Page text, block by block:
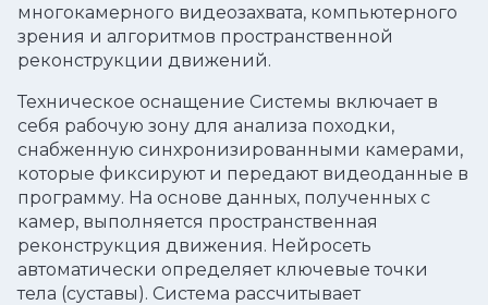
многокамерного видеозахвата, компьютерного
зрения и алгоритмов пространственной
реконструкции движений.
Техническое оснащение Системы включает в
себя рабочую зону для анализа походки,
снабженную синхронизированными камерами,
которые фиксируют и передают видеоданные в
программу. На основе данных, полученных с
камер, выполняется пространственная
реконструкция движения. Нейросеть
автоматически определяет ключевые точки
тела (суставы). Система рассчитывает